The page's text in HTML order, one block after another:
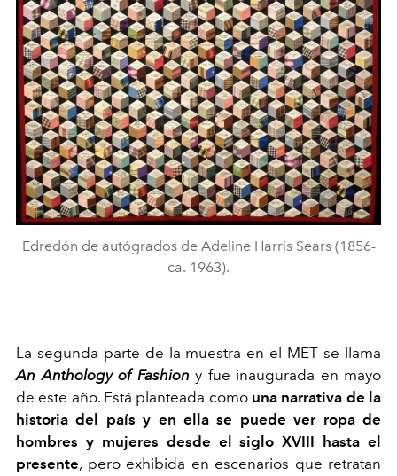
Edredón de autógrados de Adeline Harris Sears (1856-
ca. 1963).
La segunda parte de la muestra en el MET se llama
An Anthology of Fashion y fue inaugurada en mayo
de este año. Está planteada como una narrativa de la
historia del país y en ella se puede ver ropa de
hombres y mujeres desde el siglo XVIII hasta el
presente, pero exhibida en escenarios que retratan